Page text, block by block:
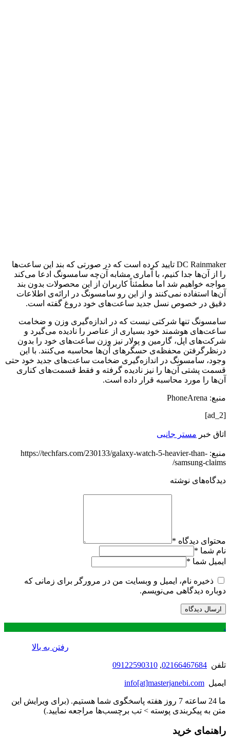
DC Rainmaker تایید کرده است که در صورتی که بند این ساعت‌ها
را از آن‌ها جدا کنیم، با آماری مشابه آن‌چه سامسونگ ادعا می‌کند
مواجه خواهیم شد اما مطمئناً کاربران از این محصولات بدون بند
آن‌ها استفاده نمی‌کنند و از این رو سامسونگ در ارائه‌ی اطلاعات
دقیق در خصوص نسل جدید ساعت‌های خود دروغ گفته است.
سامسونگ تنها شرکتی نیست که در اندازه‌گیری وزن و ضخامت
ساعت‌های هوشمند خود بسیاری از عناصر را نادیده می‌گیرد و
شرکت‌های اپل، گارمین و پولار نیز وزن ساعت‌های خود را بدون
درنظرگرفتن محفظه‌ی حسگرهای آن‌ها محاسبه می‌کنند. با این
وجود، سامسونگ در اندازه‌گیری ضخامت ساعت‌های جدید خود حتی
قسمت پشتی آن‌ها را نیز نادیده گرفته و فقط قسمت‌های کناری
آن‌ها را مورد محاسبه قرار داده است.
منبع: PhoneArena
[ad_2]
اتاق خبر مستر جانبی
منبع: https://techfars.com/230133/galaxy-watch-5-heavier-than-
samsung-claims/
دیدگاه‌های نوشته
محتوای دیدگاه *
نام شما *
ایمیل شما *
ذخیره نام، ایمیل و وبسایت من در مرورگر برای زمانی که
دوباره دیدگاهی می‌نویسم.
.
رفتن به بالا
تلفن 02166467684
,
09122590310
ایمیل info[at]masterjanebi.com
ما 24 ساعته 7 روز هفته پاسخگوی شما هستیم. (برای ویرایش این
متن به پیکربندی پوسته > تب برچسب‌ها مراجعه نمایید.)
راهنمای خرید